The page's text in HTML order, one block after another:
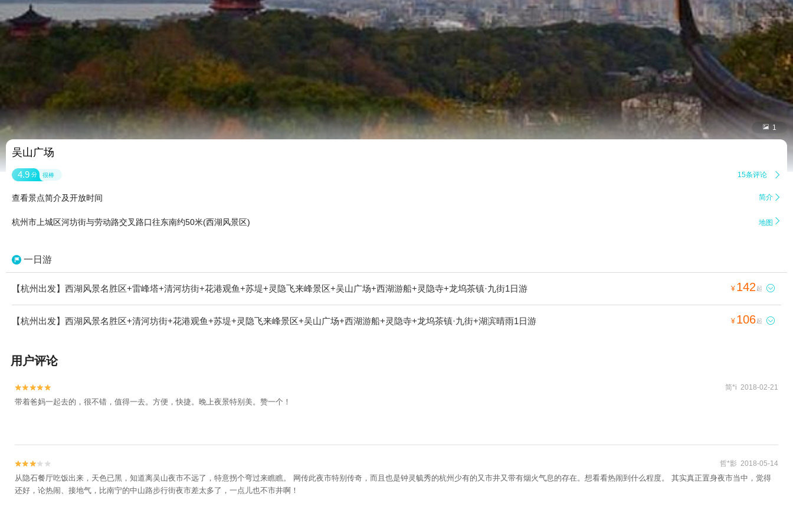
 1
吴山广场
4.9 分 很棒 15条评论 
查看景点简介及开放时间 简介 
杭州市上城区河坊街与劳动路交叉路口往东南约50米(西湖风景区) 地图 
一日游
【杭州出发】西湖风景名胜区+雷峰塔+清河坊街+花港观鱼+苏堤+灵隐飞来峰景区+吴山广场+西湖游船+灵隐寺+龙坞茶镇·九街1日游 ¥ 142 起 
【杭州出发】西湖风景名胜区+清河坊街+花港观鱼+苏堤+灵隐飞来峰景区+吴山广场+西湖游船+灵隐寺+龙坞茶镇·九街+湖滨晴雨1日游 ¥ 106起 
用户评论

 简*i 2018-02-21
带着爸妈一起去的，很不错，值得一去。方便，快捷。晚上夜景特别美。赞一个！